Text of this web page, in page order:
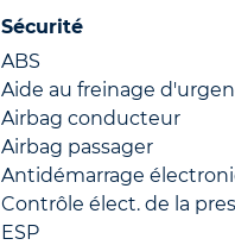
Sécurité
ABS
Aide au freinage
Airbag conducteur
Airbag passager
Antidémarrage
Contrôle élect. de la
ESP